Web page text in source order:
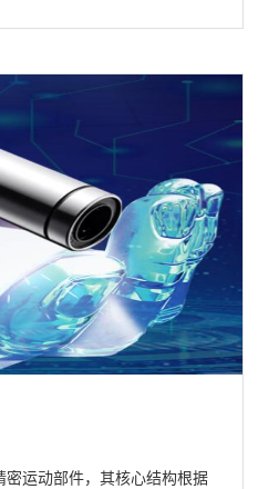
运动部件，其核心结构根据